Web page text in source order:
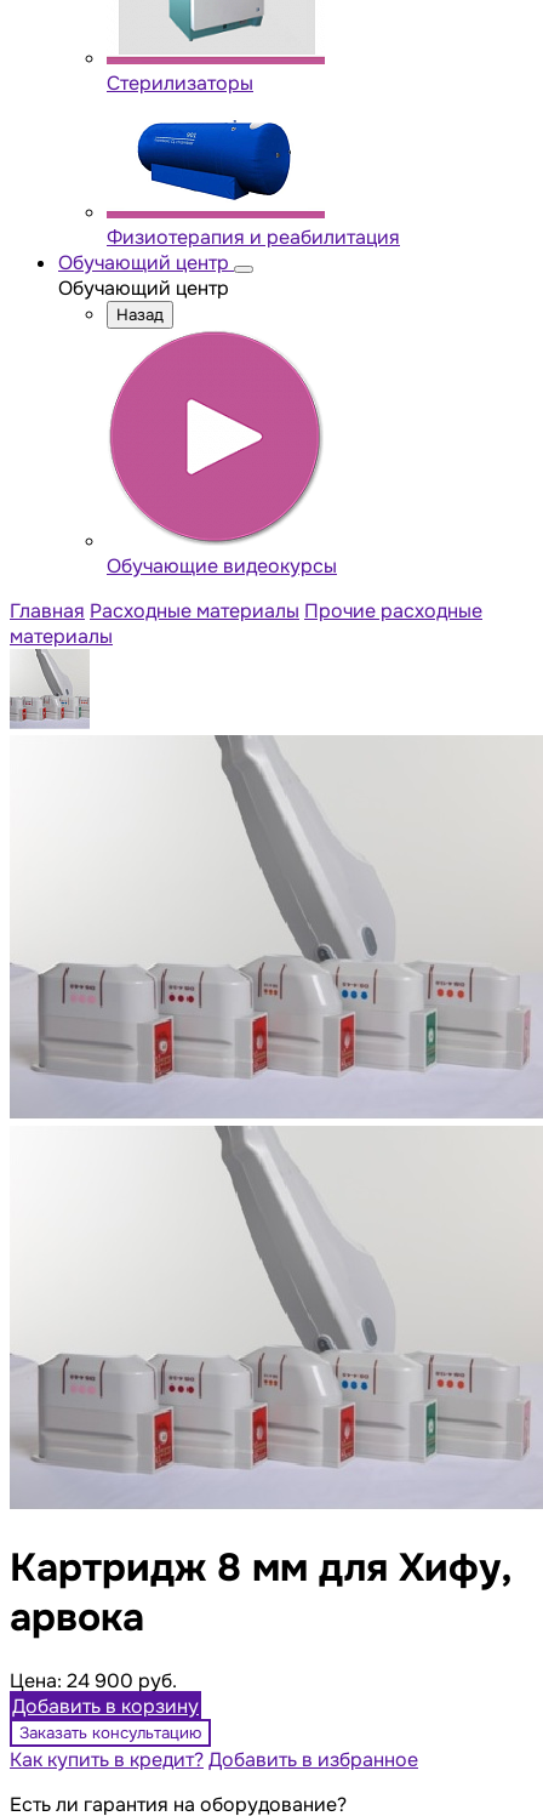
Стерилизаторы
Физиотерапия и реабилитация
Обучающий центр
Обучающий центр
Назад
Обучающие видеокурсы
Главная Расходные материалы Прочие расходные
материалы
Картридж 8 мм для Хифу,
арвока
Цена: 24 900 руб.
Добавить в корзину
Заказать консультацию
Как купить в кредит?Добавить в избранное
Есть ли гарантия на оборудование?